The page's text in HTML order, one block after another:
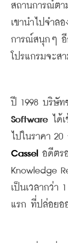
สถานการณ์ตา
เขานำไปจำล
การณ์สนุกๆ
โปรแกรมจะส
ปี 1998 บริษัท
Software ได้
ไปในราคา 20
Cassel อดีตร
Knowledge
เป็นเวลากว่า 1
แรก ที่ปล่อยอ